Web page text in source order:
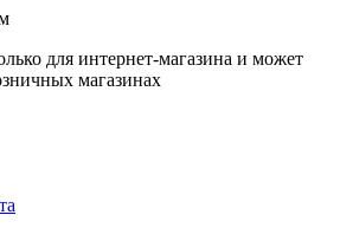
для интернет-магазина и может
магазинах